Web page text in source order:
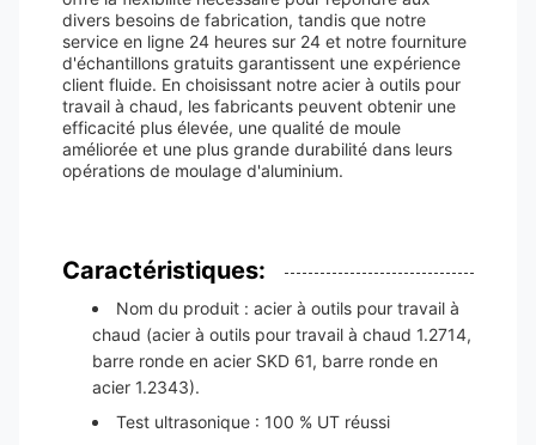
divers besoins de fabrication, tandis que notre
service en ligne 24 heures sur 24 et notre fourniture
d'échantillons gratuits garantissent une expérience
client fluide. En choisissant notre acier à outils pour
travail à chaud, les fabricants peuvent obtenir une
efficacité plus élevée, une qualité de moule
améliorée et une plus grande durabilité dans leurs
opérations de moulage d'aluminium.
Caractéristiques:
Nom du produit : acier à outils pour travail à
chaud (acier à outils pour travail à chaud 1.2714,
barre ronde en acier SKD 61, barre ronde en
acier 1.2343).
Test ultrasonique : 100 % UT réussi